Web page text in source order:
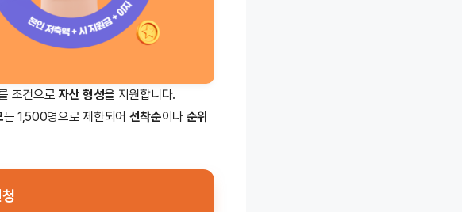
조건으로자산 형성을 지원합니다.
는 1,500명으로 제한되어 선착순이나 순위